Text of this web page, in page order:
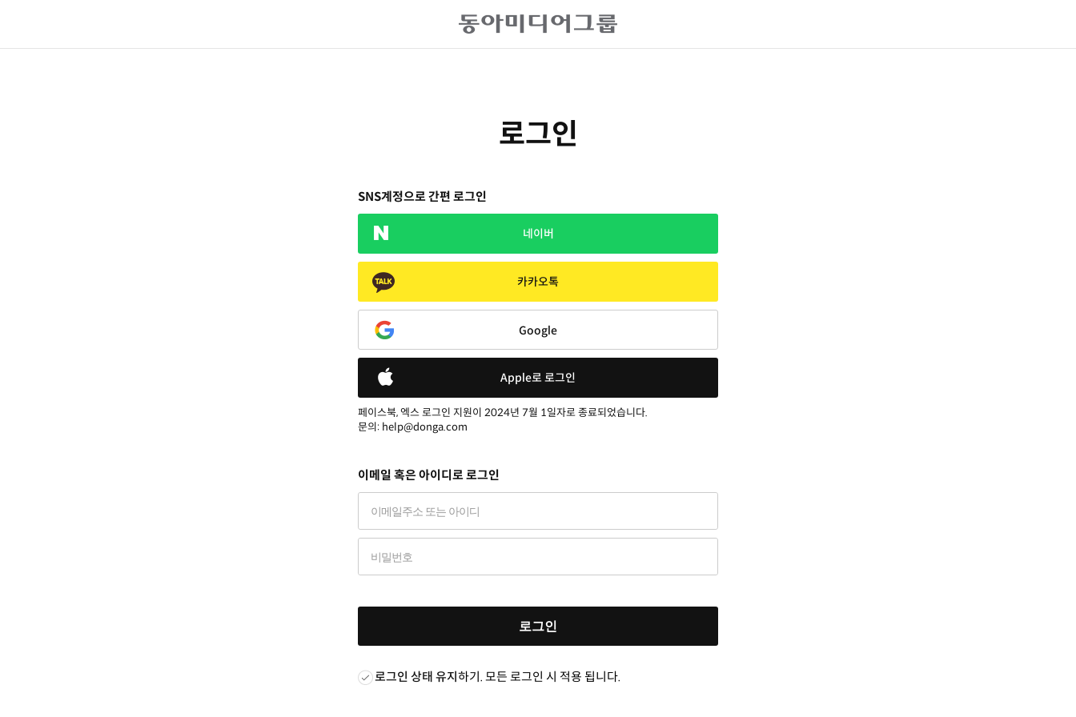
로그인
SNS계정으로 간편 로그인
네이버
카카오톡
Google
Apple로 로그인
페이스북, 엑스 로그인 지원이 2024년 7월 1일자로 종료되었습니다.
문의: help@donga.com
이메일 혹은 아이디로 로그인
로그인
로그인 상태 유지하기. 모든 로그인 시 적용 됩니다.